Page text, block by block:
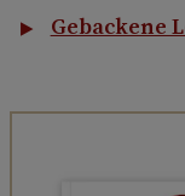
Gebackene